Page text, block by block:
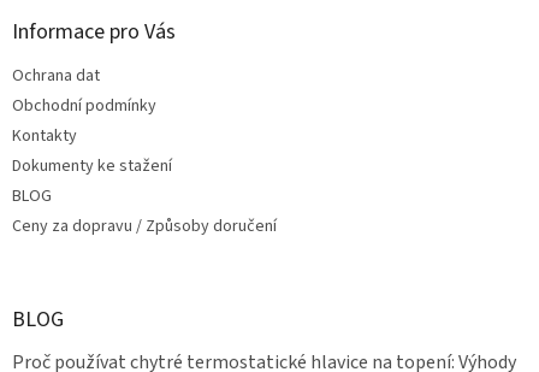
Informace pro Vás
Ochrana dat
Obchodní podmínky
Kontakty
Dokumenty ke stažení
BLOG
Ceny za dopravu / Způsoby doručení
BLOG
Proč používat chytré termostatické hlavice na topení: Výhody